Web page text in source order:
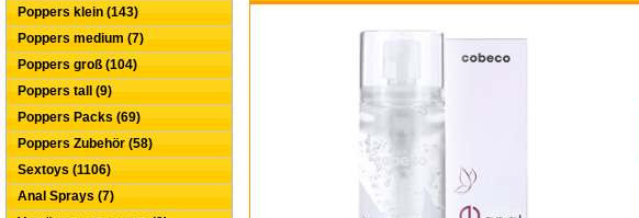
Poppers klein (143)
Poppers medium (7)
Poppers groß (104)
Poppers tall (9)
Poppers Packs (69)
Poppers Zubehör (58)
Sextoys (1106)
Anal Sprays (7)